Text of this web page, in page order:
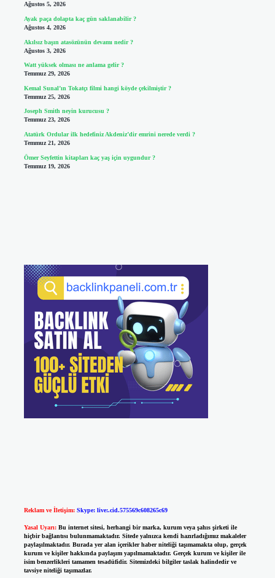
Ağustos 5, 2026
Ayak paça dolapta kaç gün saklanabilir ?
Ağustos 4, 2026
Akılsız başın atasözünün devamı nedir ?
Ağustos 3, 2026
Watt yüksek olması ne anlama gelir ?
Temmuz 29, 2026
Kemal Sunal’ın Tokatçı filmi hangi köyde çekilmiştir ?
Temmuz 25, 2026
Joseph Smith neyin kurucusu ?
Temmuz 23, 2026
Atatürk Ordular ilk hedefiniz Akdeniz’dir emrini nerede verdi ?
Temmuz 21, 2026
Ömer Seyfettin kitapları kaç yaş için uygundur ?
Temmuz 19, 2026
Reklam ve İletişim: Skype: live:.cid.575569c608265c69
Yasal Uyarı: Bu internet sitesi, herhangi bir marka, kurum veya şahıs şirketi ile
hiçbir bağlantısı bulunmamaktadır. Sitede yalnızca kendi hazırladığımız makaleler
paylaşılmaktadır. Burada yer alan içerikler haber niteliği taşımamakta olup, gerçek
kurum ve kişiler hakkında paylaşım yapılmamaktadır. Gerçek kurum ve kişiler ile
isim benzerlikleri tamamen tesadüfidir. Sitemizdeki bilgiler taslak halindedir ve
tavsiye niteliği taşımazlar.